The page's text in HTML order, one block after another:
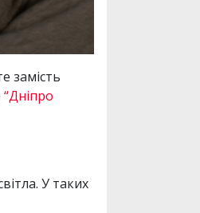
замість
“Дніпро
У таких